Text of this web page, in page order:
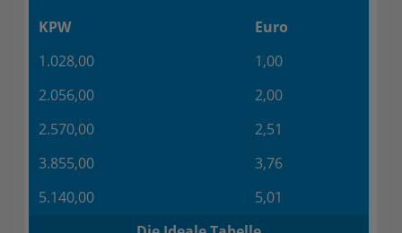
KPW
Euro
1.028,00
1,00
2.056,00
2,00
2.570,00
2,51
3.855,00
3,76
5.140,00
5,01